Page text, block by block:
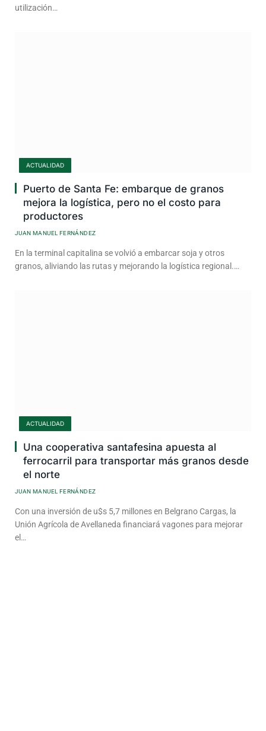
utilización…
ACTUALIDAD
Puerto de Santa Fe: embarque de granos
mejora la logística, pero no el costo para
productores
JUAN MANUEL FERNÁNDEZ
En la terminal capitalina se volvió a embarcar soja y otros
granos, aliviando las rutas y mejorando la logística regional.…
ACTUALIDAD
Una cooperativa santafesina apuesta al
ferrocarril para transportar más granos desde
el norte
JUAN MANUEL FERNÁNDEZ
Con una inversión de u$s 5,7 millones en Belgrano Cargas, la
Unión Agrícola de Avellaneda financiará vagones para mejorar
el…